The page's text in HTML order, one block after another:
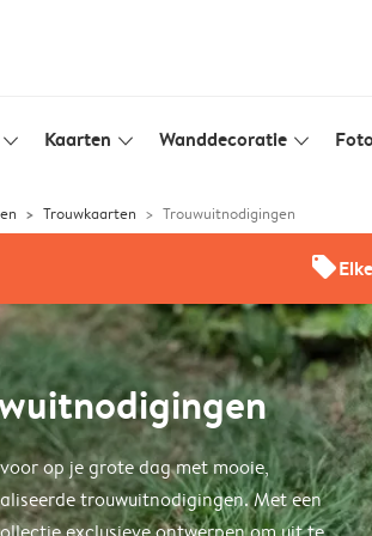
slim_arrow_down Kaarten slim_arrow_down Wanddecoratie slim_arrow_down
Trouwkaarten Trouwuitnodigingen
offers
op je grote dag met mooie,
trouwuitnodigingen. Met een